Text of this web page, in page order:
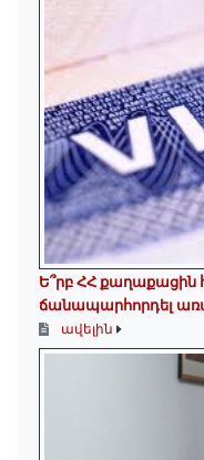
Ե՞րբ ՀՀ քաղաքացին
ճանապարհորդել
ավելին